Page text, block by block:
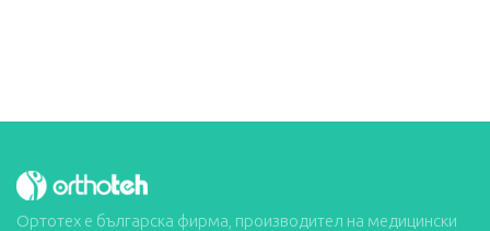
Ортотех е българска фирма, производител на медицински